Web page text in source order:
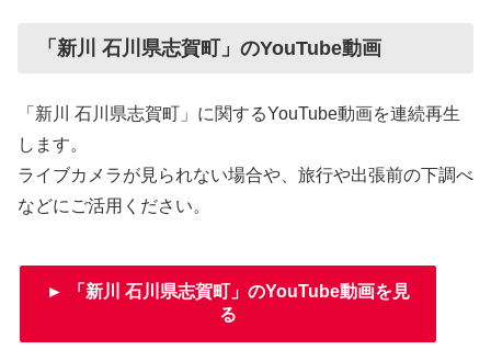
「新川 石川県志賀町」のYouTube動画
「新川 石川県志賀町」に関するYouTube動画を連続再生
します。
ライブカメラが見られない場合や、旅行や出張前の下調べ
などにご活用ください。
► 「新川 石川県志賀町」のYouTube動画を見
る